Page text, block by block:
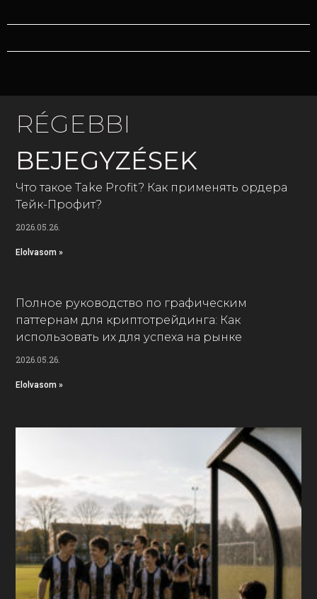
RÉGEBBI
BEJEGYZÉSEK
Что такое Take Profit? Как применять ордера
Тейк-Профит?
2026.05.26.
Elolvasom »
Полное руководство по графическим
паттернам для криптотрейдинга: Как
использовать их для успеха на рынке
2026.05.26.
Elolvasom »